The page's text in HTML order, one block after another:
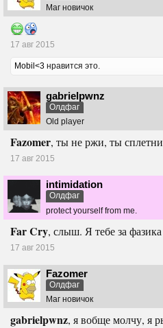
Маг новичок
17 авг 2015
Mobil<3 нравится это.
gabrielpwnz
Олдфаг
Old player
Fazomer, ты не ржи, ты
17 авг 2015
intimidation
Олдфаг
protect yourself from me.
Far Cry, слыш. Я тебе за
17 авг 2015
Fazomer
Олдфаг
Маг новичок
gabrielpwnz, я вобще молчу, я